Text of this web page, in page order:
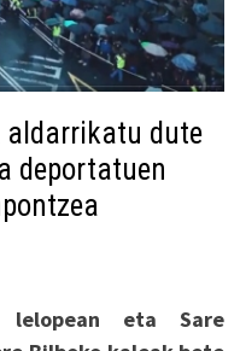
aldarrikatu dute
deportatuen
eta Sare